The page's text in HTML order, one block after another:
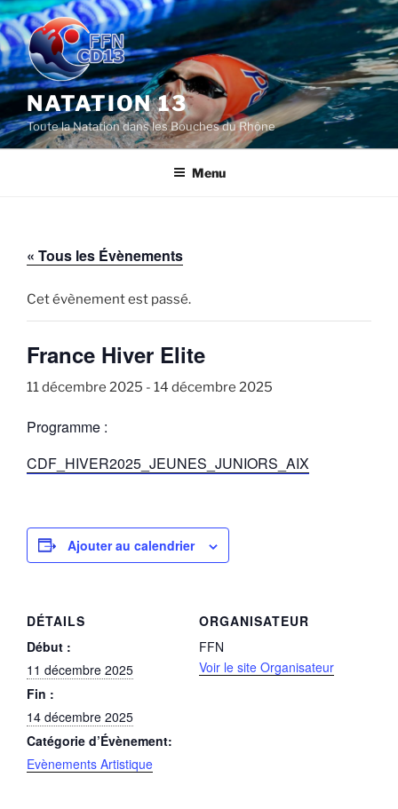
Aller
au
contenu
principal
NATATION 13
Toute la Natation dans les Bouches du Rhône
Menu
« Tous les Évènements
Cet évènement est passé.
France Hiver Elite
11 décembre 2025 - 14 décembre 2025
Programme :
CDF_HIVER2025_JEUNES_JUNIORS_AIX
Ajouter au calendrier
DÉTAILS
Début :
11 décembre 2025
Fin :
14 décembre 2025
Catégorie d’Évènement:
Evènements Artistique
ORGANISATEUR
FFN
Voir le site Organisateur